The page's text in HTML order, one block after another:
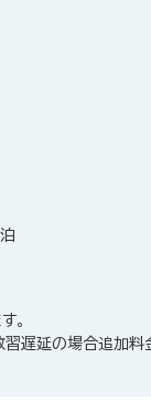
。
習遅延の場合追加料